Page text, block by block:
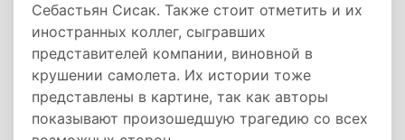
Себастьян Сисак. Также стоит отметить и их
иностранных коллег, сыгравших
представителей компании, виновной в
крушении самолета. Их истории тоже
представлены в картине, так как авторы
показывают произошедшую трагедию со всех